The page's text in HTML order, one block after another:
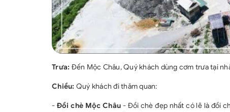
Trưa: Đến Mộc Châu, Quý khách dùng cơm trưa tại
Chiều: Quý khách đi thăm quan:
- Đồi chè Mộc Châu - Đồi chè đẹp nhất có lẽ là đồi